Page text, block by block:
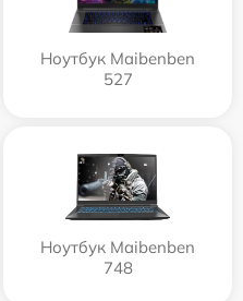
Ноутбук Maibenben
527
Ноутбук Maibenben
748